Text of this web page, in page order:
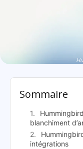
Sommaire
blanchiment
intégrations